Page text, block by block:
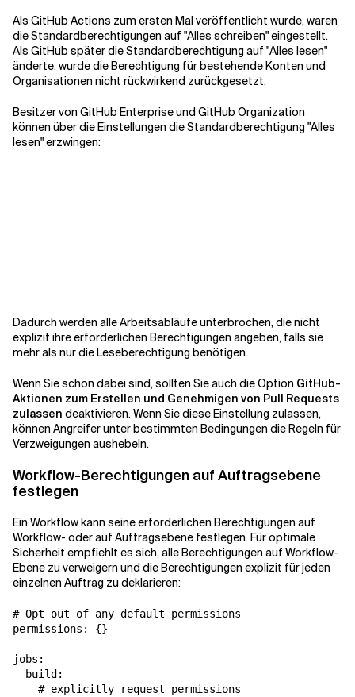
Als GitHub Actions zum ersten Mal veröffentlicht wurde, waren
die Standardberechtigungen auf "Alles schreiben" eingestellt.
Als GitHub später die Standardberechtigung auf "Alles lesen"
änderte, wurde die Berechtigung für bestehende Konten und
Organisationen nicht rückwirkend zurückgesetzt.
Besitzer von GitHub Enterprise und GitHub Organization
können über die Einstellungen die Standardberechtigung "Alles
lesen" erzwingen:
Dadurch werden alle Arbeitsabläufe unterbrochen, die nicht
explizit ihre erforderlichen Berechtigungen angeben, falls sie
mehr als nur die Leseberechtigung benötigen.
Wenn Sie schon dabei sind, sollten Sie auch die Option GitHub-
Aktionen zum Erstellen und Genehmigen von Pull Requests
zulassen deaktivieren. Wenn Sie diese Einstellung zulassen,
können Angreifer unter bestimmten Bedingungen die Regeln für
Verzweigungen aushebeln.
Workflow-Berechtigungen auf Auftragsebene
festlegen
Ein Workflow kann seine erforderlichen Berechtigungen auf
Workflow- oder auf Auftragsebene festlegen. Für optimale
Sicherheit empfiehlt es sich, alle Berechtigungen auf Workflow-
Ebene zu verweigern und die Berechtigungen explizit für jeden
einzelnen Auftrag zu deklarieren:
# Opt out of any default permissions
permissions: {}
jobs:
  build:
    # explicitly request permissions